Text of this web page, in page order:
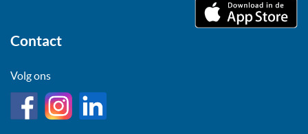
Contact
Volg ons